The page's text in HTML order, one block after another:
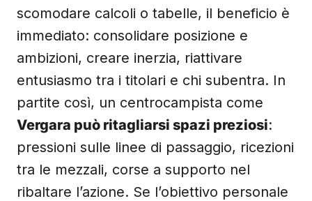
scomodare calcoli o tabelle, il beneficio è
immediato: consolidare posizione e
ambizioni, creare inerzia, riattivare
entusiasmo tra i titolari e chi subentra. In
partite così, un centrocampista come
Vergara può ritagliarsi spazi preziosi:
pressioni sulle linee di passaggio, ricezioni
tra le mezzali, corse a supporto nel
ribaltare l’azione. Se l’obiettivo personale